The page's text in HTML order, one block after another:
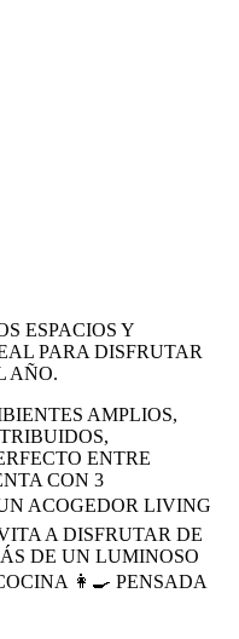
ESPACIOS Y
PARA DISFRUTAR
AÑO.
AMPLIOS,
ENTRE
CON 3
ACOGEDOR LIVING
A DISFRUTAR DE
DE UN LUMINOSO
👩‍🍳 PENSADA